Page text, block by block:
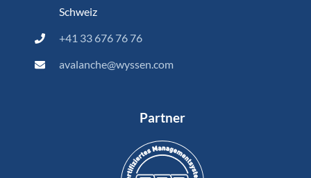
Schweiz
+41 33 676 76 76
avalanche@wyssen.com
Partner